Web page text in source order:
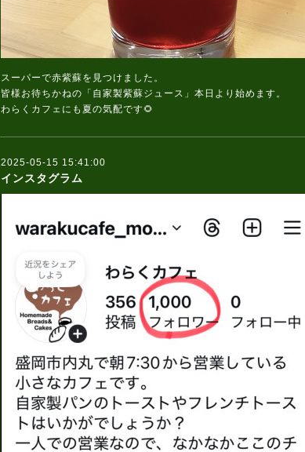
スーパーで赤紫蘇を見つけました。
皆様お待ちかねの「自家製紫蘇ジュース」本日より始めます。
わらくカフェにも夏の気配です🌻
2025-05-15 15:41:00
インスタグラム